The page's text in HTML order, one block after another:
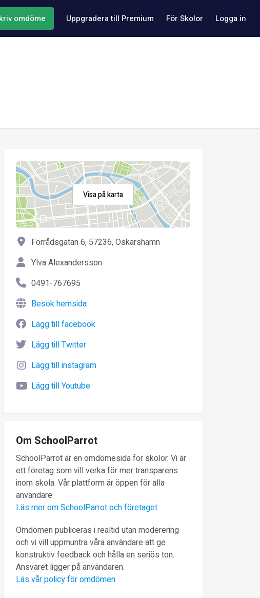
omdöme Uppgradera till Premium För Skolor Logga in
Visa på karta
Förrådsgatan 6, 57236, Oskarshamn
Ylva Alexandersson
0491-767695
Besök hemsida
Lägg till facebook
Lägg till Twitter
Lägg till instagram
Lägg till Youtube
Om SchoolParrot
SchoolParrot är en omdömesida för skolor. Vi är
ett företag som vill verka för mer transparens
inom skola. Vår plattform är öppen för alla
användare.
Läs mer om SchoolParrot och företaget
Omdömen publiceras i realtid utan moderering
och vi vill uppmuntra våra användare att ge
konstruktiv feedback och hålla en seriös ton.
Ansvaret ligger på användaren.
Läs vår policy för omdömen